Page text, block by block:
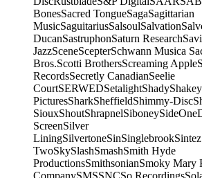
BonesSacred TongueSagaSagittarian
MusicSaguitariusSalsoulSalvation
DucanSastruphonSaturn Research
JazzSceneScepterSchwann Musica
Bros.Scotti BrothersScreaming Apple
RecordsSecretly CanadianSeelie
CourtSERWEDSetalightShadyShakey
PicturesSharkSheffieldShimmy-Disc
SiouxShoutShrapnelSiboney
ScreenSilver
LiningSilvertoneSinSinglebrookSintez
TwoSkySlashSmashSmith Hyde
ProductionsSmithsonianSmoky Mary